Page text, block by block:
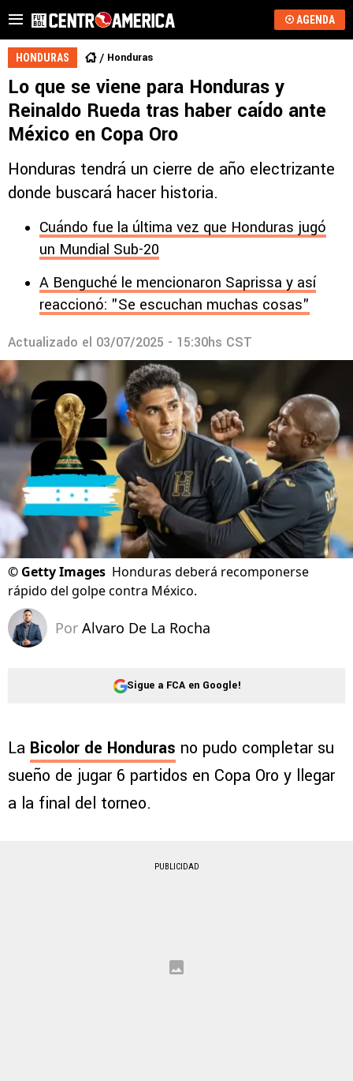
AGENDA
HONDURAS Honduras
Lo que se viene para Honduras y
Reinaldo Rueda tras haber caído ante
México en Copa Oro
Honduras tendrá un cierre de año electrizante
donde buscará hacer historia.
Cuándo fue la última vez que Honduras jugó
un Mundial Sub-20
A Benguché le mencionaron Saprissa y así
reaccionó: "Se escuchan muchas cosas"
Actualizado el 03/07/2025 - 15:30hs CST
© Getty Images Honduras deberá recomponerse
rápido del golpe contra México.
Por Alvaro De La Rocha
Sigue a FCA en Google!
La Bicolor de Honduras no pudo completar su
sueño de jugar 6 partidos en Copa Oro y llegar
a la final del torneo.
PUBLICIDAD